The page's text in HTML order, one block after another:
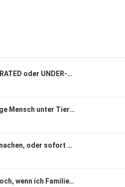
findet ihr auch auf
die_techniker/
@technikerkrankenkasse
Wir spielen OVER-RATED oder UNDER-RATED..
Wenn du der einzige Mensch unter Tieren wärst...
Lieber nie Fehler machen, oder sofort aus Fehlern lernen?
Bin ich das A*schloch, wenn ich Familie vor der Tür stehen lasse?